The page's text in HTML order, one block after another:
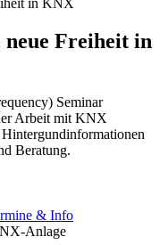
Freiheit in
Seminar
Arbeit mit KNX
Beratung.
& Info